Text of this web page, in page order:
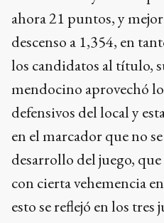
ahora 21 puntos, y
descenso a 1,354, en
los candidatos al título,
mendocino aprovechó
defensivos del local y
en el marcador que no
desarrollo del juego,
con cierta vehemencia
esto se reflejó en los tres